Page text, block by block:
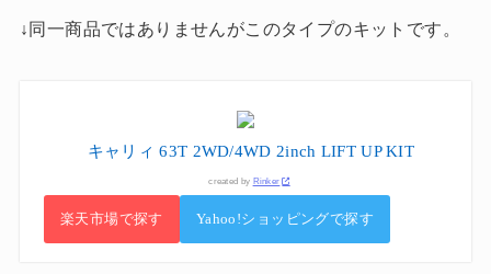
↓同一商品ではありませんがこのタイプのキットです。
キャリィ 63T 2WD/4WD 2inch LIFT UP KIT
created by Rinker
楽天市場で探す Yahoo!ショッピングで探す